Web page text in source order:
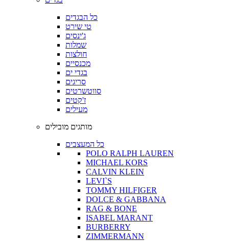
כל הבגדים
טי שירט
ג'ינסים
שמלות
חולצות
מכנסיים
בגדי ים
סריגים
סווטשרטים
ז'קטים
מעילים
מותגים מובילים
כל המעצבים
POLO RALPH LAUREN
MICHAEL KORS
CALVIN KLEIN
LEVI`S
TOMMY HILFIGER
DOLCE & GABBANA
RAG & BONE
ISABEL MARANT
BURBERRY
ZIMMERMANN